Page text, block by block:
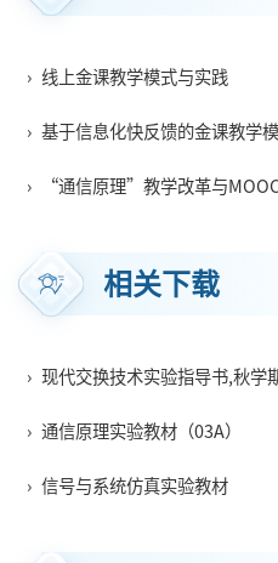
› 线上金课教学模式与实践
› 基于信息化快反馈的金课教学
› “通信原理”教学改革与
相关下载
› 现代交换技术实验指导书,秋学
› 通信原理实验教材（03A）
› 信号与系统仿真实验教材